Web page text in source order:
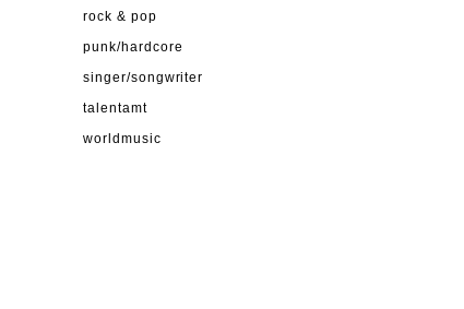
rock & pop
punk/hardcore
singer/songwriter
talentamt
worldmusic